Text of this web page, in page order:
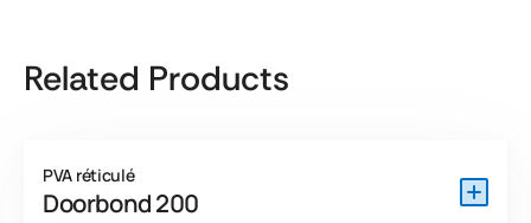
Related Products
PVA réticulé
Doorbond 200